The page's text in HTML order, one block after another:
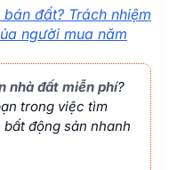
đất? Trách nhiệm
người mua năm
nhà đất miễn phí?
trong việc tìm
động sản nhanh